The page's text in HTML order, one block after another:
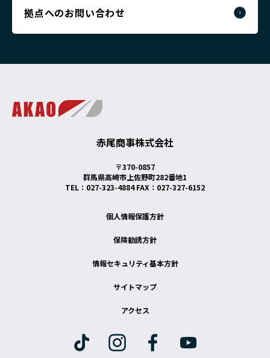
拠点へのお問い合わせ
赤尾商事株式会社
〒370-0857
群馬県高崎市上佐野町282番地1
TEL：027-323-4884 FAX：027-327-6152
個人情報保護方針
保険勧誘方針
情報セキュリティ基本方針
サイトマップ
アクセス